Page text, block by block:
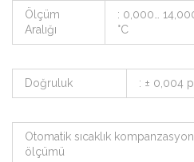
Ölçüm
Aralığı
: 0,000…
°C
Doğruluk : ± 0,004
Otomatik sıcaklık
ölçümü